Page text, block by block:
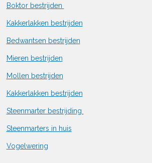
Boktor bestrijden
Kakkerlakken bestrijden
Bedwantsen bestrijden
Mieren bestrijden
Mollen bestrijden
Kakkerlakken bestrijden
Steenmarter bestrijding
Steenmarters in huis
Vogelwering